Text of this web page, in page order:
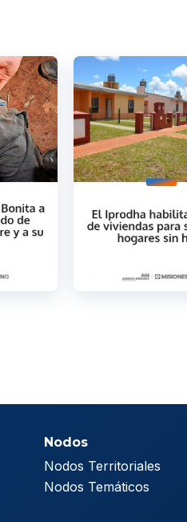
Nodos
Nodos Territoriales
Nodos Temáticos